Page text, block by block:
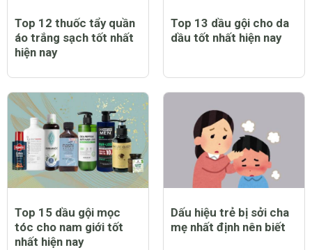
Top 12 thuốc tẩy quần
áo trắng sạch tốt nhất
hiện nay
Top 13 dầu gội cho da
dầu tốt nhất hiện nay
Top 15 dầu gội mọc
tóc cho nam giới tốt
nhất hiện nay
Dấu hiệu trẻ bị sởi cha
mẹ nhất định nên biết